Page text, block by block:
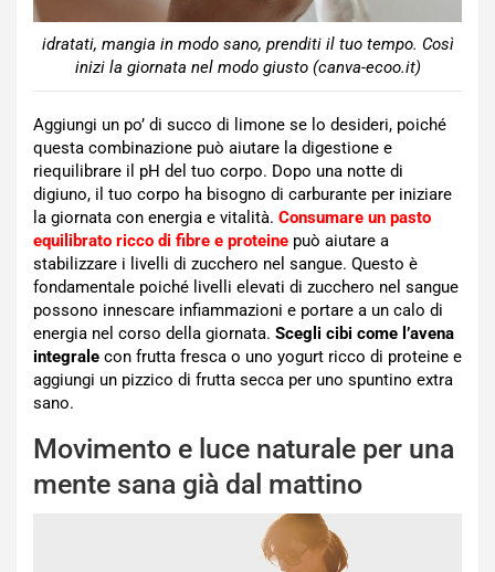
idratati, mangia in modo sano, prenditi il tuo tempo. Così
inizi la giornata nel modo giusto (canva-ecoo.it)
Aggiungi un po’ di succo di limone se lo desideri, poiché
questa combinazione può aiutare la digestione e
riequilibrare il pH del tuo corpo. Dopo una notte di
digiuno, il tuo corpo ha bisogno di carburante per iniziare
la giornata con energia e vitalità. Consumare un pasto
equilibrato ricco di fibre e proteine può aiutare a
stabilizzare i livelli di zucchero nel sangue. Questo è
fondamentale poiché livelli elevati di zucchero nel sangue
possono innescare infiammazioni e portare a un calo di
energia nel corso della giornata. Scegli cibi come l’avena
integrale con frutta fresca o uno yogurt ricco di proteine e
aggiungi un pizzico di frutta secca per uno spuntino extra
sano.
Movimento e luce naturale per una
mente sana già dal mattino